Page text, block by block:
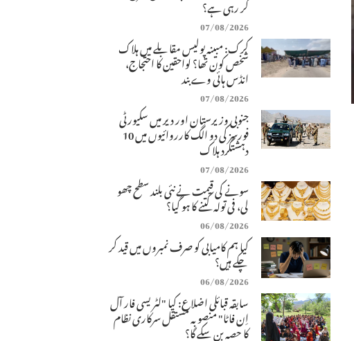
کر رہی ہے؟
07/08/2026
کرک: مبینہ پولیس مقابلے میں ہلاک
شخص کون تھا؟ لواحقین کا احتجاج،
انڈس ہائی وے بند
07/08/2026
جنوبی وزیرستان اور دیر میں سکیورٹی
فورسز کی دو الگ کارروائیوں میں 10
دہشتگرد ہلاک
07/08/2026
سونے کی قیمت نے نئی بلند سطح چھو
لی، فی تولہ کتنے کا ہو گیا؟
06/08/2026
کیا ہم کامیابی کو صرف نمبروں میں قید کر
چکے ہیں؟
06/08/2026
سابقہ قبائلی اضلاع: کیا "لٹریسی فار آل
اِن فاٹا" منصوبہ مستقل سرکاری نظام
کا حصہ بن سکے گا؟